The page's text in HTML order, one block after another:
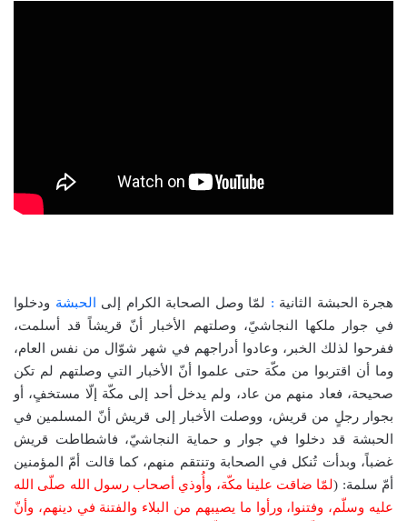
هجرة الحبشة الثانية : لمّا وصل الصحابة الكرام إلى الحبشة ودخلوا
في جوار ملكها النجاشيّ، وصلتهم الأخبار أنّ قريشاً قد أسلمت،
ففرحوا لذلك الخبر، وعادوا أدراجهم في شهر شوّال من نفس العام،
وما أن اقتربوا من مكّة حتى علموا أنّ الأخبار التي وصلتهم لم تكن
صحيحة، فعاد منهم من عاد، ولم يدخل أحد إلى مكّة إلّا مستخفٍ، أو
بجوار رجلٍ من قريش، ووصلت الأخبار إلى قريش أنّ المسلمين في
الحبشة قد دخلوا في جوار و حماية النجاشيّ، فاشطاطت قريش
غضباً، وبدأت تُنكل في الصحابة وتنتقم منهم، كما قالت أمّ المؤمنين
أمّ سلمة: (لمّا ضاقت علينا مكّة، وأُوذي أصحاب رسول الله صلّى الله
عليه وسلّم، وفتنوا، ورأوا ما يصيبهم من البلاء والفتنة في دينهم، وأنّ